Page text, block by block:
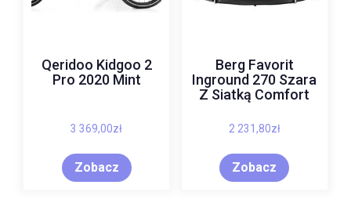
Qeridoo Kidgoo 2
Pro 2020 Mint
3 369,00zł
Zobacz
Berg Favorit
Inground 270 Szara
Z Siatką Comfort
2 231,80zł
Zobacz